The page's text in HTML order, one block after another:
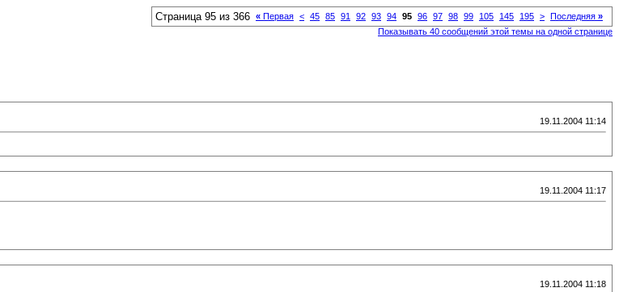
Страница 95 из 366 « Первая < 45 85 91 92 93 94 95 96 97 98 99 105 145 195 > Последняя »
Показывать 40 сообщений этой темы на одной странице
19.11.2004 11:14
19.11.2004 11:17
19.11.2004 11:18